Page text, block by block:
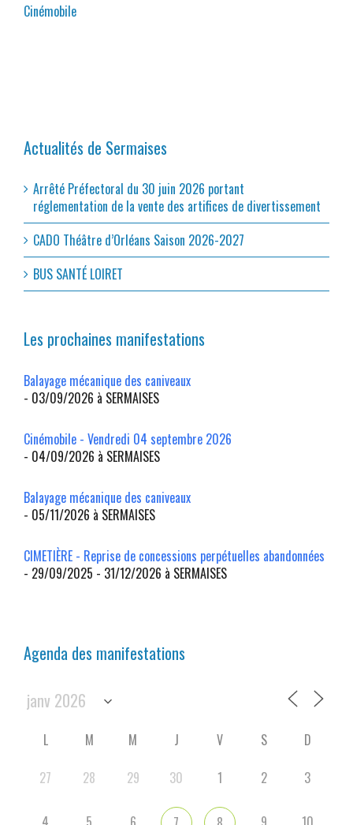
Cinémobile
Actualités de Sermaises
Arrêté Préfectoral du 30 juin 2026 portant
réglementation de la vente des artifices de divertissement
CADO Théâtre d’Orléans Saison 2026-2027
BUS SANTÉ LOIRET
Les prochaines manifestations
Balayage mécanique des caniveaux
- 03/09/2026 à SERMAISES
Cinémobile - Vendredi 04 septembre 2026
- 04/09/2026 à SERMAISES
Balayage mécanique des caniveaux
- 05/11/2026 à SERMAISES
CIMETIÈRE - Reprise de concessions perpétuelles abandonnées
- 29/09/2025 - 31/12/2026 à SERMAISES
Agenda des manifestations
L M M J V S
D
27
28 29 30 1 2 3